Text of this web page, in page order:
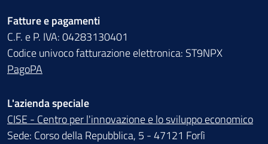
Fatture e pagamenti
C.F. e P. IVA: 04283130401
Codice univoco fatturazione elettronica: ST9NPX
PagoPA
L'azienda speciale
CISE - Centro per l'innovazione e lo sviluppo economico
Sede: Corso della Repubblica, 5 - 47121 Forlì